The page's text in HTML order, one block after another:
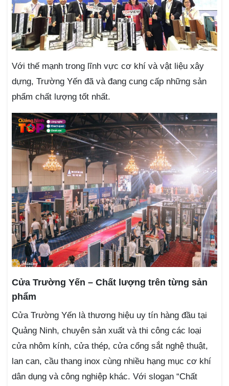
Với thế mạnh trong lĩnh vực cơ khí và vật liệu xây
dựng, Trường Yến đã và đang cung cấp những sản
phẩm chất lượng tốt nhất.
Cửa Trường Yến – Chất lượng trên từng sản
phẩm
Cửa Trường Yến là thương hiệu uy tín hàng đầu tại
Quảng Ninh, chuyên sản xuất và thi công các loại
cửa nhôm kính, cửa thép, cửa cổng sắt nghệ thuật,
lan can, cầu thang inox cùng nhiều hạng mục cơ khí
dân dụng và công nghiệp khác. Với slogan “Chất